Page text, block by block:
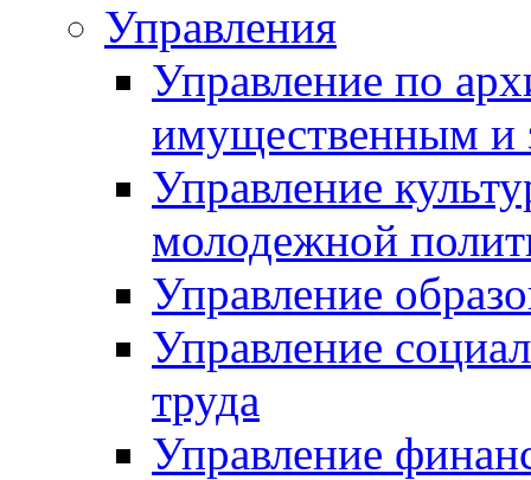
Управления
Управление по
имущественным и
Управление
молодежной
Управление
Управление
труда
Управление